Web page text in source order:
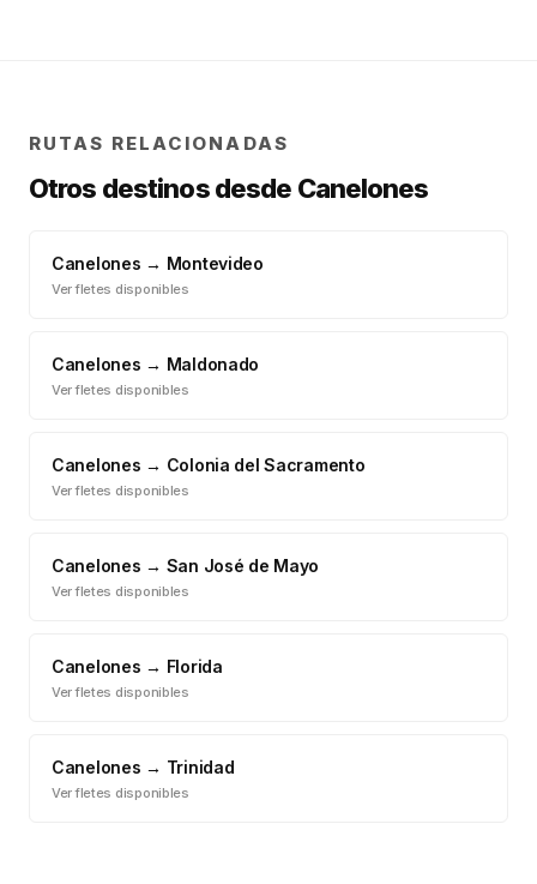
RUTAS RELACIONADAS
Otros destinos desde Canelones
Canelones → Montevideo
Ver fletes disponibles
Canelones → Maldonado
Ver fletes disponibles
Canelones → Colonia del Sacramento
Ver fletes disponibles
Canelones → San José de Mayo
Ver fletes disponibles
Canelones → Florida
Ver fletes disponibles
Canelones → Trinidad
Ver fletes disponibles